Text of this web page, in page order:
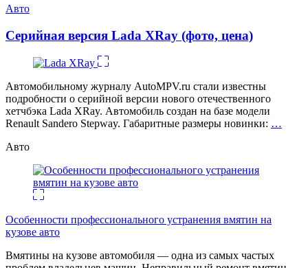
Категории
Авто
Серийная версия Lada XRay (фото, цена)
Автомобильному журналу AutoMPV.ru стали известны
подробности о серийной версии нового отечественного
хетчбэка Lada XRay. Автомобиль создан на базе модели
Renault Sandero Stepway. Габаритные размеры новинки: …
Авто
Особенности профессионального устранения вмятин на
кузове авто
Вмятины на кузове автомобиля — одна из самых частых